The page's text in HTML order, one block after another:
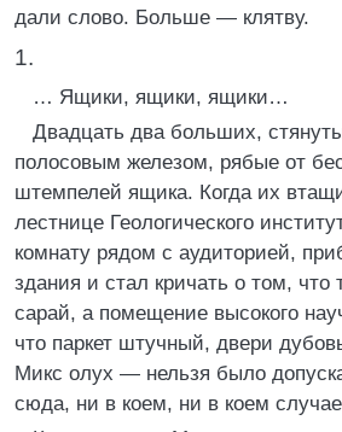
дали слово. Больше — клятву.
1.
… Ящики, ящики, ящики…
Двадцать два больших,
полосовым железом, рябые от
штемпелей ящика. Когда их
лестнице Геологического
комнату рядом с аудиторией,
здания и стал кричать о том, что
сарай, а помещение высокого
что паркет штучный, двери
Микс олух — нельзя было
сюда, ни в коем, ни в коем